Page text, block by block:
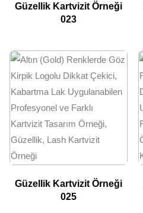
Güzellik Kartvizit Örneği
023
Güzellik Kartvizit Örneği
025